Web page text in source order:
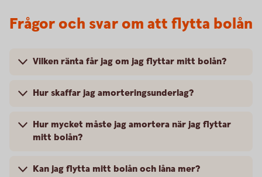
Frågor och svar om att flytta bolån
Vilken ränta får jag om jag flyttar mitt bolån?
Hur skaffar jag amorteringsunderlag?
Hur mycket måste jag amortera när jag flyttar
mitt bolån?
Kan jag flytta mitt bolån och låna mer?